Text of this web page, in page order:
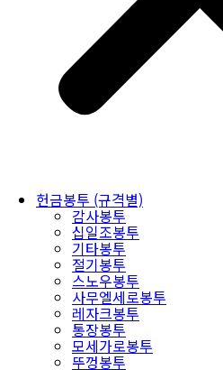
헌금봉투 (규격별)
감사봉투
십일조봉투
기타봉투
절기봉투
스노우봉투
사무엘세로봉투
레자크봉투
통장봉투
모세가로봉투
뚜껑봉투